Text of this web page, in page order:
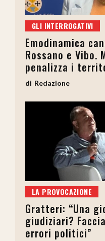
GLI INTERROGATIVI
Emodinamica
Rossano e Vibo.
penalizza i
Redazione
LA PROVOCAZIONE
Gratteri: “Una
giudiziari?
errori politici”